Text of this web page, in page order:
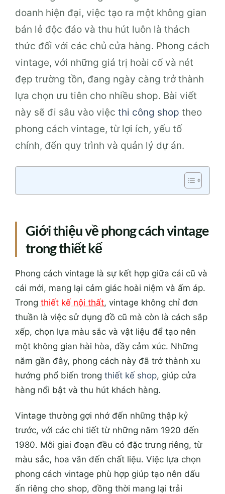
doanh hiện đại, việc tạo ra một không gian
bán lẻ độc đáo và thu hút luôn là thách
thức đối với các chủ cửa hàng. Phong cách
vintage, với những giá trị hoài cổ và nét
đẹp trường tồn, đang ngày càng trở thành
lựa chọn ưu tiên cho nhiều shop. Bài viết
này sẽ đi sâu vào việc thi công shop theo
phong cách vintage, từ lợi ích, yếu tố
chính, đến quy trình và quản lý dự án.
Giới thiệu về phong cách vintage
trong thiết kế
Phong cách vintage là sự kết hợp giữa cái cũ và
cái mới, mang lại cảm giác hoài niệm và ấm áp.
Trong thiết kế nội thất, vintage không chỉ đơn
thuần là việc sử dụng đồ cũ mà còn là cách sắp
xếp, chọn lựa màu sắc và vật liệu để tạo nên
một không gian hài hòa, đầy cảm xúc. Những
năm gần đây, phong cách này đã trở thành xu
hướng phổ biến trong thiết kế shop, giúp cửa
hàng nổi bật và thu hút khách hàng.
Vintage thường gợi nhớ đến những thập kỷ
trước, với các chi tiết từ những năm 1920 đến
1980. Mỗi giai đoạn đều có đặc trưng riêng, từ
màu sắc, hoa văn đến chất liệu. Việc lựa chọn
phong cách vintage phù hợp giúp tạo nên dấu
ấn riêng cho shop, đồng thời mang lại trải